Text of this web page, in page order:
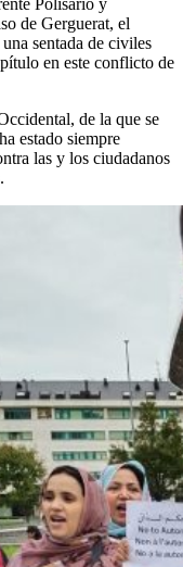
de Gerguerat, el
sentada de civiles
en este conflicto de
de la que se
estado siempre
las y los ciudadanos